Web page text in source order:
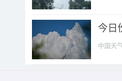
今日
中国天